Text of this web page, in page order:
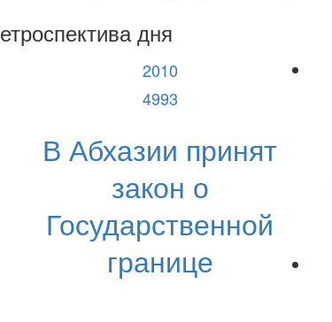
дня
2010
4993
В Абхазии принят
закон о
Государственной
границе